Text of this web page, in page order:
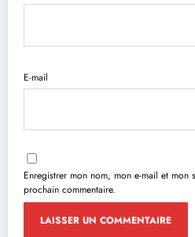
E-mail
Enregistrer mon nom, mon e-mail et mon
prochain commentaire.